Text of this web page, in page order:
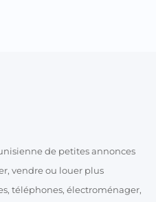
de petites annonces
vendre ou louer plus
téléphones, électroménager,